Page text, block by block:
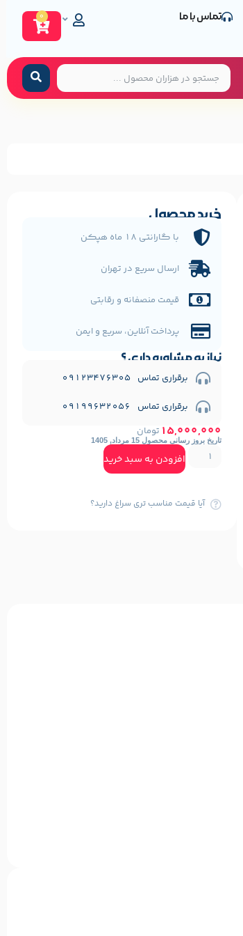
تماس با ما 0
خرید محصول
با گارانتی 18 ماه هپکن
ارسال سریع در تهران
قیمت منصفانه و رقابتی
پرداخت آنلاین، سریع و ایمن
نیاز به مشاوره داری ؟
برقراری تماس 09123476305
برقراری تماس 09199632056
15,000,000 تومان
تاریخ بروز رسانی محصول 15 مرداد, 1405
افزودن به سبد خرید
آیا قیمت مناسب تری سراغ دارید؟